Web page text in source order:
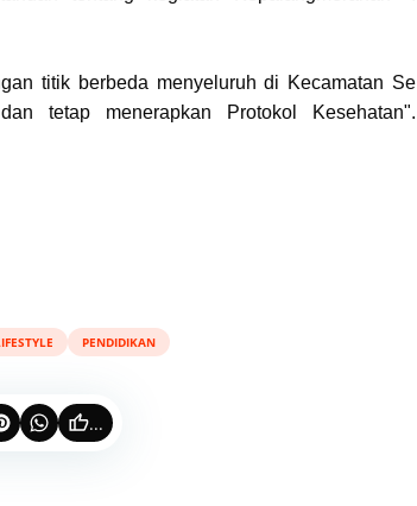
titik berbeda menyeluruh di Kecamatan Se
tetap menerapkan Protokol Kesehatan".
PENDIDIKAN
...